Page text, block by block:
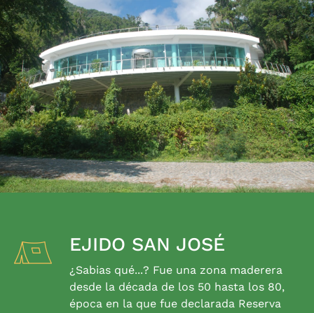
EJIDO SAN JOSÉ
¿Sabias qué...? Fue una zona maderera
desde la década de los 50 hasta los 80,
época en la que fue declarada Reserva